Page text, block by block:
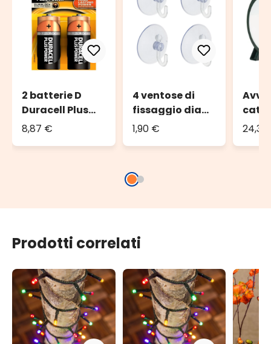
2 batterie D
Duracell Plus
Power (torcia)
8,87 €
4 ventose di
fissaggio diam.
4 cm
1,90 €
fino
Prodotti correlati